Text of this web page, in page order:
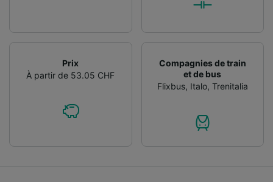
Prix
À partir de 53.05 CHF
Compagnies de train
et de bus
Flixbus, Italo, Trenitalia